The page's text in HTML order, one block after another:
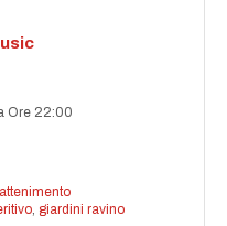
Ore 22:00
, giardini ravino